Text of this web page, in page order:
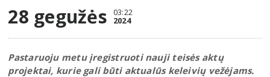
28 gegužės 03:22
2024
Pastaruoju metu įregistruoti nauji teisės aktų
projektai, kurie gali būti aktualūs keleivių vežėjams.